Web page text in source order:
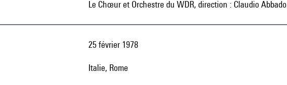
le Chœur et Orchestre du WDR, direction : Claudio Abbado.
25 février 1978
Italie, Rome